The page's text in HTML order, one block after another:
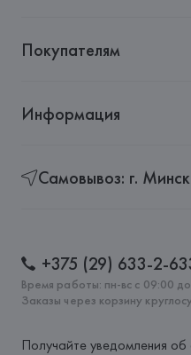
Покупателям
Информация
Самовывоз: г. Минск
+375 (29) 633-2-
Время работы: пн-вс с 09:00
Заказы через корзину
Получайте уведомления об